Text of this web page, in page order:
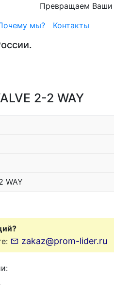
Превращаем Ваши
мы? Контакты
2-2 WAY
WAY
zakaz@prom-lider.ru